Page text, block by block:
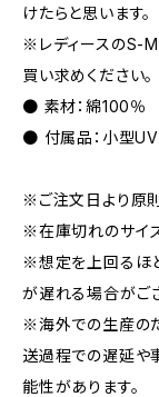
けたらと思います。
※レディースのS-
買い求めください。
● 素材：綿100％
● 付属品：小型UV
※ご注文日より原
※在庫切れのサイ
※想定を上回るほ
が遅れる場合がご
※海外での生産の
送過程での遅延や
能性があります。